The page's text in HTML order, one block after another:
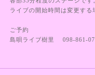
ライブの開始時間は変更する
ご予約
島唄ライブ樹里 098-861-